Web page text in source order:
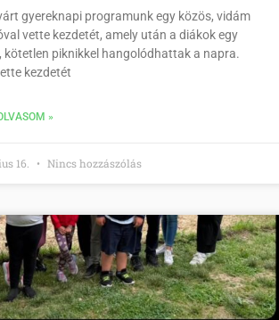
gyereknapi programunk egy közös, vidám
vette kezdetét, amely után a diákok egy
kötetlen piknikkel hangolódhattak a napra.
kezdetét
»
16. Nincs hozzászólás